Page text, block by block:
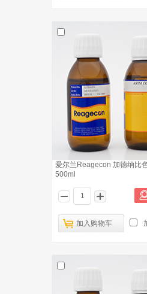
爱尔兰Reagecon 加德纳比
500ml
加入购物车